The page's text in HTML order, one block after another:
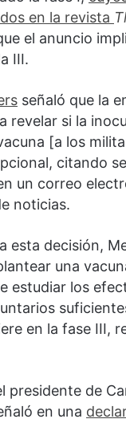
en la revista
el anuncio
III.
señaló que la
revelar si la
[a los
citando
un correo
noticias.
esta decisión,
una
estudiar los
en la fase III,
presidente de
en una